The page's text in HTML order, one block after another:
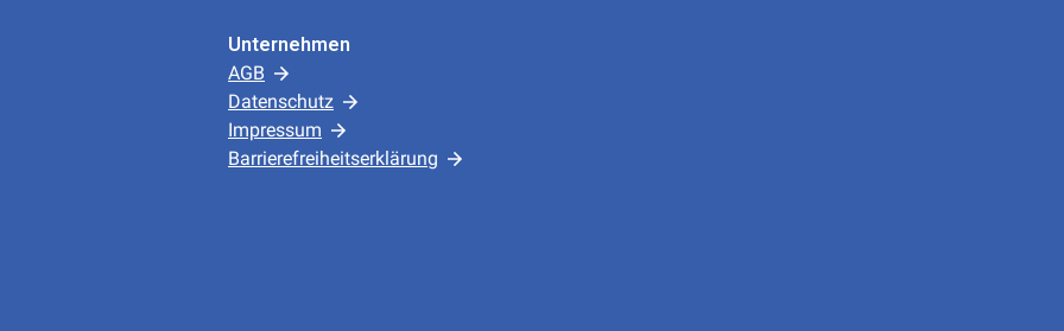
Unternehmen
AGB
Datenschutz
Impressum
Barrierefreiheitserklärung